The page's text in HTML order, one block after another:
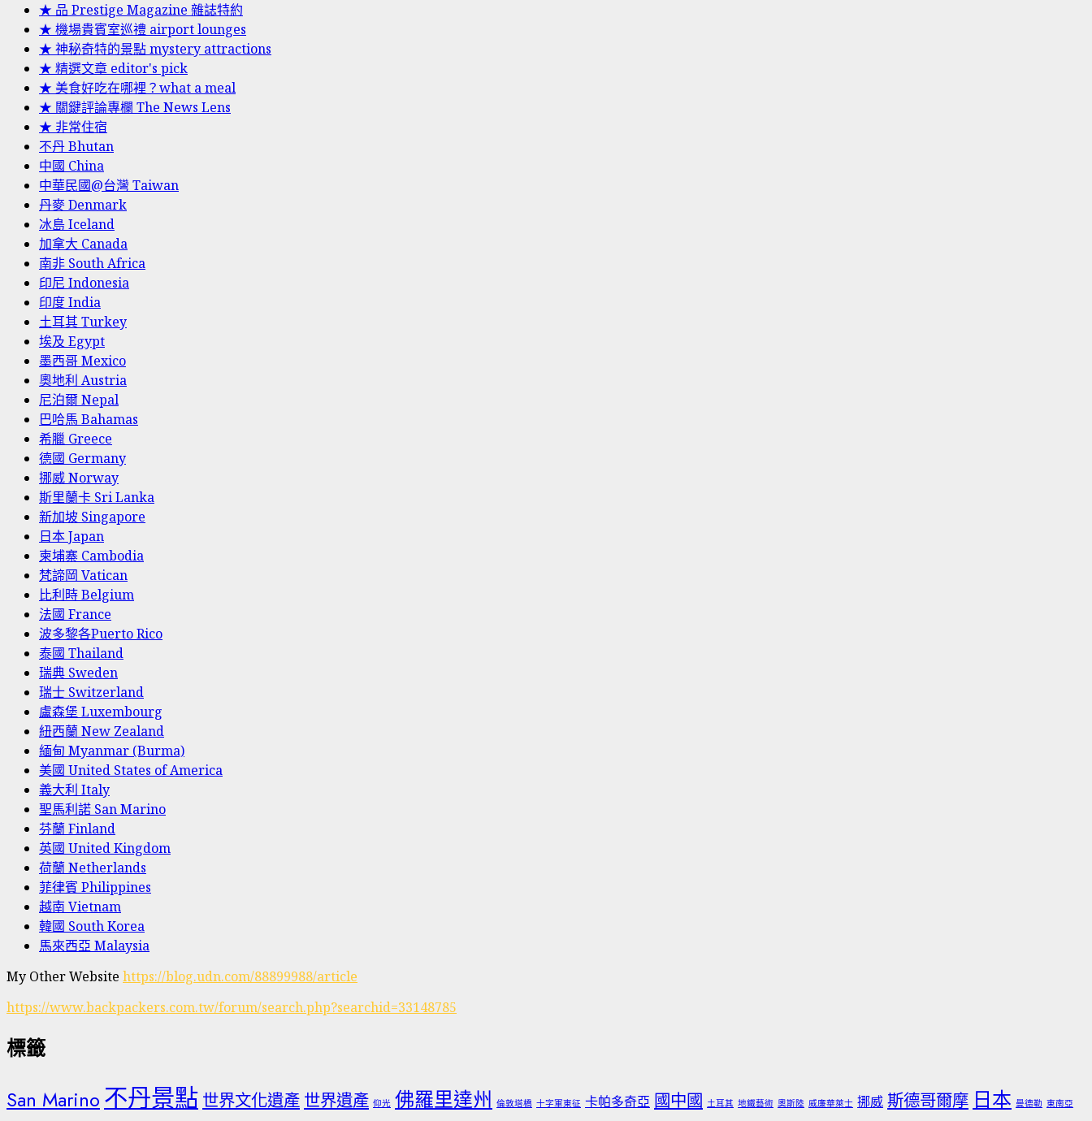
★ 品 Prestige Magazine 雜誌特約
★ 機場貴賓室巡禮 airport lounges
★ 神秘奇特的景點 mystery attractions
★ 精選文章 editor's pick
★ 美食好吃在哪裡？what a meal
★ 關鍵評論專欄 The News Lens
★ 非常住宿
不丹 Bhutan
中國 China
中華民國@台灣 Taiwan
丹麥 Denmark
冰島 Iceland
加拿大 Canada
南非 South Africa
印尼 Indonesia
印度 India
土耳其 Turkey
埃及 Egypt
墨西哥 Mexico
奧地利 Austria
尼泊爾 Nepal
巴哈馬 Bahamas
希臘 Greece
德國 Germany
挪威 Norway
斯里蘭卡 Sri Lanka
新加坡 Singapore
日本 Japan
柬埔寨 Cambodia
梵諦岡 Vatican
比利時 Belgium
法國 France
波多黎各Puerto Rico
泰國 Thailand
瑞典 Sweden
瑞士 Switzerland
盧森堡 Luxembourg
紐西蘭 New Zealand
緬甸 Myanmar (Burma)
美國 United States of America
義大利 Italy
聖馬利諾 San Marino
芬蘭 Finland
英國 United Kingdom
荷蘭 Netherlands
菲律賓 Philippines
越南 Vietnam
韓國 South Korea
馬來西亞 Malaysia
My Other Website https://blog.udn.com/88899988/article
https://www.backpackers.com.tw/forum/search.php?searchid=33148785
標籤
San Marino 不丹景點 世界文化遺產 世界遺產 仰光 佛羅里達州 倫敦塔橋 十字軍東征 卡帕多奇亞 國中國 土耳其 地鐵藝術 奧斯陸 威廉華萊士 挪威 斯德哥爾摩 日本 曼德勒 東南亞